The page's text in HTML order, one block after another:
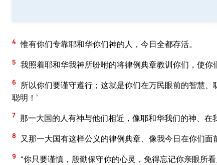
4 惟有你们专靠耶和华你们神的人，今日全都存活。
5 我照着耶和华我神所吩咐的将律例典章教训你们，使你
6 所以你们要谨守遵行；这就是你们在万民眼前的智慧
聪明！’
7 那一大国的人有神与他们相近，像耶和华我们的神、在
8 又那一大国有这样公义的律例典章、像我今日在你们面
9
“你只要谨慎，殷勤保守你的心灵，免得忘记你亲眼所